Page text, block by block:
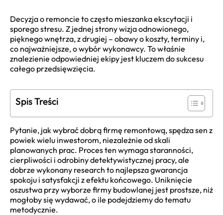
Decyzja o remoncie to często mieszanka ekscytacji i
sporego stresu. Z jednej strony wizja odnowionego,
pięknego wnętrza, z drugiej – obawy o koszty, terminy i,
co najważniejsze, o wybór wykonawcy. To właśnie
znalezienie odpowiedniej ekipy jest kluczem do sukcesu
całego przedsięwzięcia.
Spis Treści
Pytanie, jak wybrać dobrą firmę remontową, spędza sen z
powiek wielu inwestorom, niezależnie od skali
planowanych prac. Proces ten wymaga staranności,
cierpliwości i odrobiny detektywistycznej pracy, ale
dobrze wykonany research to najlepsza gwarancja
spokoju i satysfakcji z efektu końcowego. Uniknięcie
oszustwa przy wyborze firmy budowlanej jest prostsze, niż
mogłoby się wydawać, o ile podejdziemy do tematu
metodycznie.